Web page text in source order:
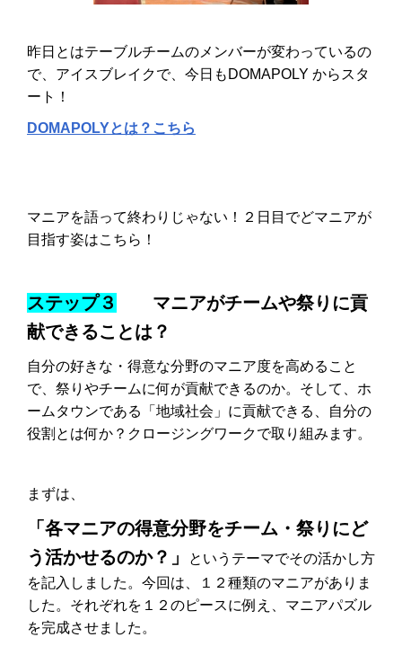
昨日とはテーブルチームのメンバーが変わっているの
で、アイスブレイクで、今日もDOMAPOLY からスタ
ート！
DOMAPOLYとは？こちら
マニアを語って終わりじゃない！２日目でどマニアが
目指す姿はこちら！
ステップ３
マニアがチームや祭りに貢
献できることは？
自分の好きな・得意な分野のマニア度を高めること
で、祭りやチームに何が貢献できるのか。そして、ホ
ームタウンである「地域社会」に貢献できる、自分の
役割とは何か？クロージングワークで取り組みます。
まずは、
「各マニアの得意分野をチーム・祭りにど
う活かせるのか？」
というテーマでその活かし方
を記入しました。今回は、１２種類のマニアがありま
した。それぞれを１２のピースに例え、マニアパズル
を完成させました。